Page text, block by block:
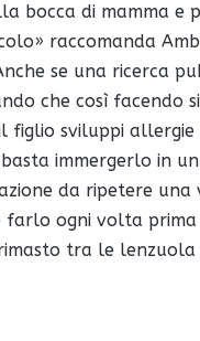
bocca di mamma e
raccomanda
se una ricerca
che così facendo
figlio sviluppi allergie
immergerlo in
da ripetere
farlo ogni volta prima
tra le